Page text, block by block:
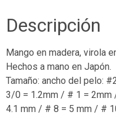
Descripción
Mango en madera, virola
Hechos a mano en Japón.
Tamaño: ancho del pelo:
3/0 = 1.2mm / # 1 =
4.1 mm / # 8 = 5 mm / #